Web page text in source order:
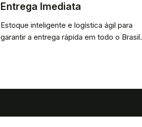
Entrega Imediata
Estoque inteligente e logística ágil para
garantir a entrega rápida em todo o Brasil.